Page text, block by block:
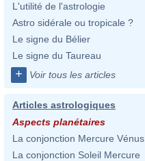
L'utilité de l'astrologie
Astro sidérale ou tropicale ?
Le signe du Bélier
Le signe du Taureau
+ Voir tous les articles
Articles astrologiques
Aspects planétaires
La conjonction Mercure Vénus
La conjonction Soleil Mercure